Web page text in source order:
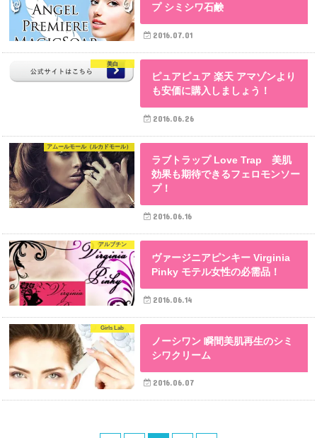
プ シミシワ石鹸
2016.07.01
美白
ピュアピュア 楽天 アマゾンより
も安価に購入しましょう！
2016.06.26
アムールモール（ルカドモール）
ラブトラップ Love Trap 美肌
効果も期待できるフェロモンソー
プ！
2016.06.16
アルブチン
ヴァージニアピンキー Virginia
Pinky モテル女性の必需品！
2016.06.14
Girls Lab
ノーシワン 瞬間美肌再生のシミ
シワクリーム
2016.06.07